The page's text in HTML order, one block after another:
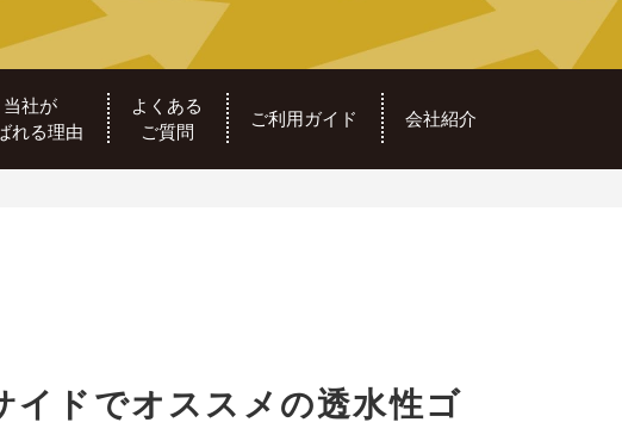
当社が
れる理由
よくある
ご質問
ご利用ガイド 会社紹介
イドでオススメの透水性ゴ